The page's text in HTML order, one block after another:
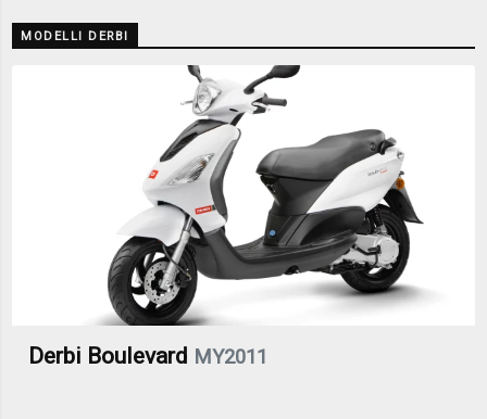
MODELLI DERBI
Derbi Boulevard MY2011